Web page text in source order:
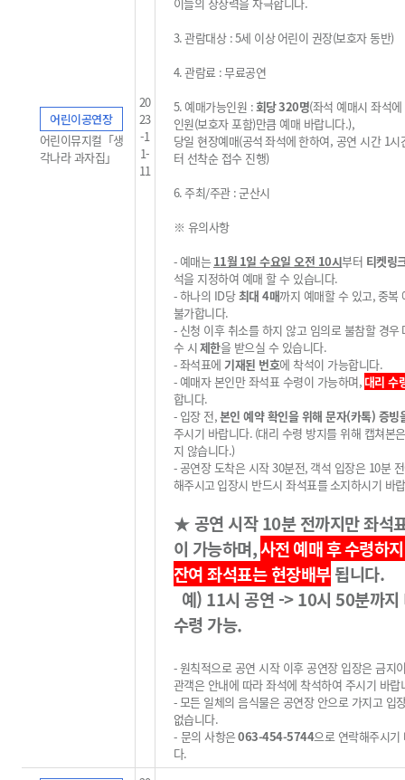
어린이공연장
어린이뮤지컬「생
각나라 과자집」
20
23
-1
1-
11
3.관람대상 : 5세 이상어린이 권장(보호자 동반)
4.관람료 :무료공연
5. 예매가능인원 :회당320명(좌석 예매시 좌석
인원(보호자 포함)만큼 예매 바랍니다.),
당일 현장예매(공석좌석에한하여, 공연 시간 1시
터 선착순 접수 진행)
6.주최/주관 :군산시
※ 유의사항
- 예매는11월 1일 수요일 오전 10시부터 티켓링
석을 지정하여 예매 할 수 있습니다.
-하나의 ID당최대 4매까지 예매할 수 있고,중복
불가합니다.
- 신청 이후 취소를 하지 않고 임의로 불참할 경우
수 시제한을 받으실 수 있습니다.
-좌석표에기재된 번호에 착석이 가능합니다.
- 예매자 본인만 좌석표 수령이 가능하며,대리 수
합니다.
- 입장 전,본인 예약 확인을 위해 문자(카톡) 증빙
주시기 바랍니다. (대리 수령 방지를 위해 캡쳐본
지 않습니다.)
-공연장 도착은 시작30분전, 객석 입장은 10분
해주시고입장시 반드시 좌석표를소지하시기 바
★공연 시작10분 전까지만 좌석
이 가능하며,사전 예매 후수령하
잔여 좌석표는 현장배부됩니다.
예) 11시 공연 -> 10시 50분까지
수령 가능.
-원칙적으로 공연 시작 이후 공연장 입장은 금지
관객은 안내에 따라 좌석에 착석하여 주시기 바랍
-모든 일체의 음식물은 공연장 안으로 가지고 입
없습니다.
- 문의 사항은063-454-5744으로 연락해주시기
다.